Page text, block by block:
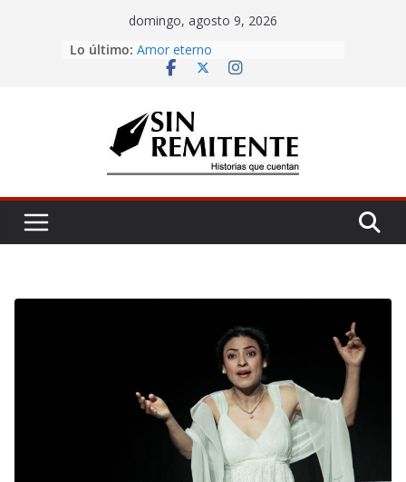
domingo, agosto 9, 2026
Lo último: Misa de 12
Amor eterno
Rosetta
La Carta